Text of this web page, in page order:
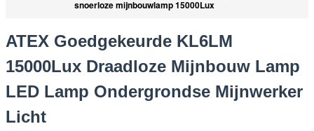
snoerloze mijnbouwlamp 15000Lux
ATEX Goedgekeurde KL6LM
15000Lux Draadloze Mijnbouw Lamp
LED Lamp Ondergrondse Mijnwerker
Licht